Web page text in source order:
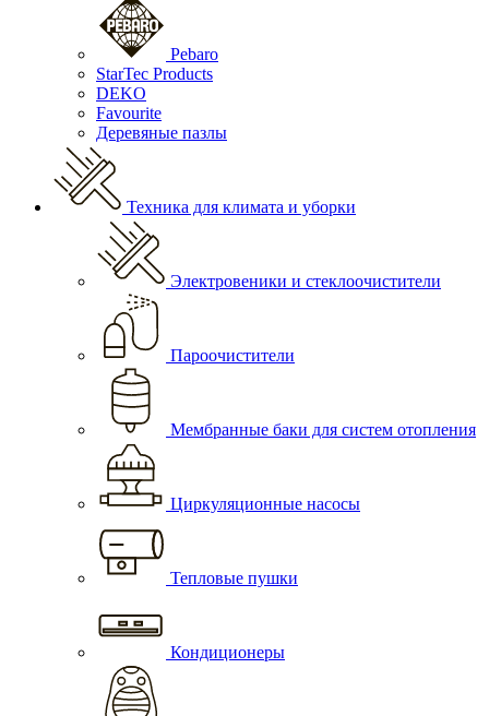
Pebaro
StarTec Products
DEKO
Favourite
Деревяные пазлы
Техника для климата и уборки
Электровеники и стеклоочистители
Пароочистители
Мембранные баки для систем отопления
Циркуляционные насосы
Тепловые пушки
Кондиционеры